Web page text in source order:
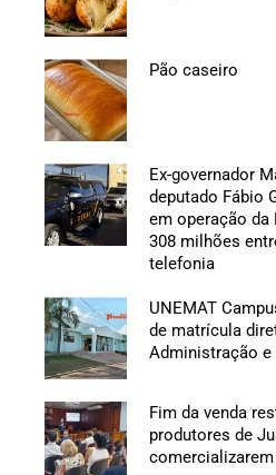
Pão caseiro
Ex-governador
deputado Fábio
em operação da
308 milhões
telefonia
UNEMAT
de matrícula
Administração e
Fim da venda
produtores de